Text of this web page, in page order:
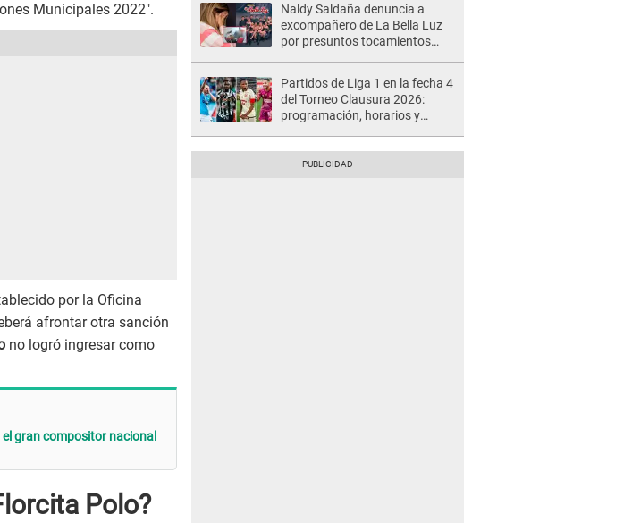
Municipales 2022″.
por la Oficina
afrontar otra sanción
no logró ingresar como
gran compositor nacional
Polo?
Naldy Saldaña denuncia a
excompañero de La Bella Luz
por presuntos tocamientos
Partidos de Liga 1 en la fecha 4
del Torneo Clausura 2026:
programación, horarios y